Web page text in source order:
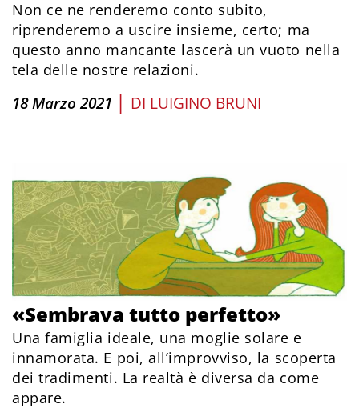
Non ce ne renderemo conto subito,
riprenderemo a uscire insieme, certo; ma
questo anno mancante lascerà un vuoto nella
tela delle nostre relazioni.
18 Marzo 2021 | DI LUIGINO BRUNI
«Sembrava tutto perfetto»
Una famiglia ideale, una moglie solare e
innamorata. E poi, all’improvviso, la scoperta
dei tradimenti. La realtà è diversa da come
appare.